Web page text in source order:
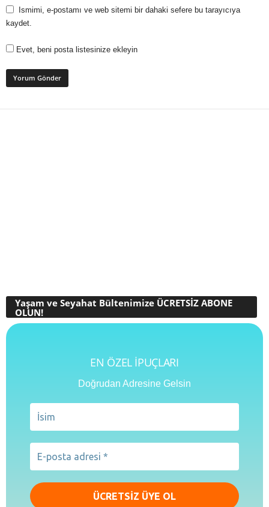
Ismimi, e-postamı ve web sitemi bir dahaki sefere bu tarayıcıya
kaydet.
Evet, beni posta listesinize ekleyin
Yaşam ve Seyahat Bültenimize ÜCRETSİZ ABONE
OLUN!
EN ÖZEL İPUÇLARI
Doğrudan Adresine Gelsin